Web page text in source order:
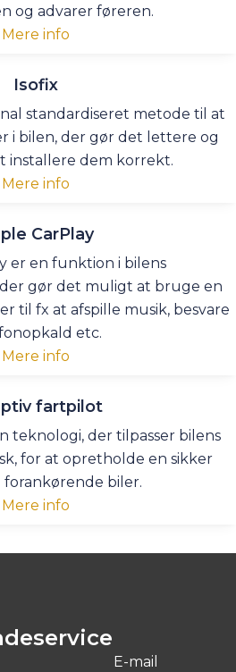
og advarer føreren.
Mere info
Isofix
standardiseret metode til at
i bilen, der gør det lettere og
installere dem korrekt.
Mere info
CarPlay
er en funktion i bilens
gør det muligt at bruge en
til fx at afspille musik, besvare
etc.
Mere info
fartpilot
teknologi, der tilpasser bilens
for at opretholde en sikker
forankørende biler.
Mere info
E-mail